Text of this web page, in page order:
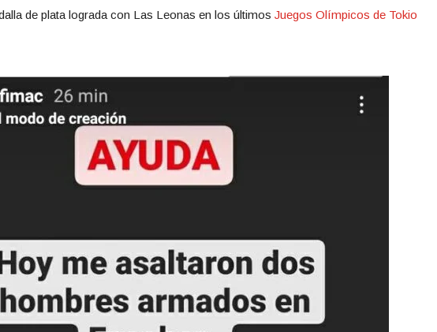
de plata lograda con Las Leonas en los últimos Juegos Olímpicos de Tokio